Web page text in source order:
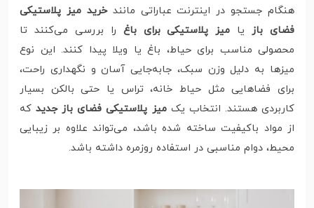
هنگام جستجو در اینترنت عباراتی مانندخرید میز پلاستیکی
فضای بازیا میز پلاستیکی برای باغ را بررسی می‌کنند تا
محصولی مناسب برای حیاط، باغ یا ویلا پیدا کنند. این نوع
میزها به دلیل وزن سبک، جابه‌جایی آسان و نگهداری راحت،
برای فضاهایی مثل حیاط خانه، تراس یا حتی بالکن بسیار
کاربردی هستند. انتخاب یکمیز پلاستیکی فضای باز جدیدکه
از مواد باکیفیت ساخته شده باشد، می‌تواند علاوه بر زیبایی
محیط، دوام مناسبی در استفاده روزمره داشته باشد.